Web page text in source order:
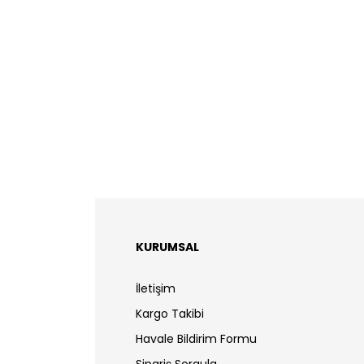
KURUMSAL
İletişim
Kargo Takibi
Havale Bildirim Formu